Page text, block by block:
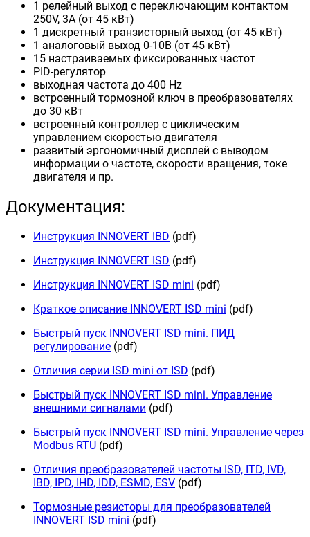
1 релейный выход с переключающим контактом
250V, 3А (от 45 кВт)
1 дискретный транзисторный выход (от 45 кВт)
1 аналоговый выход 0-10В (от 45 кВт)
15 настраиваемых фиксированных частот
PID-регулятор
выходная частота до 400 Hz
встроенный тормозной ключ в преобразователях
до 30 кВт
встроенный контроллер с циклическим
управлением скоростью двигателя
развитый эргономичный дисплей с выводом
информации о частоте, скорости вращения, токе
двигателя и пр.
Документация:
Инструкция INNOVERT IBD (pdf)
Инструкция INNOVERT ISD (pdf)
Инструкция INNOVERT ISD mini (pdf)
Краткое описание INNOVERT ISD mini (pdf)
Быстрый пуск INNOVERT ISD mini. ПИД
регулирование (pdf)
Отличия серии ISD mini от ISD (pdf)
Быстрый пуск INNOVERT ISD mini. Управление
внешними сигналами (pdf)
Быстрый пуск INNOVERT ISD mini. Управление через
Modbus RTU (pdf)
Отличия преобразователей частоты ISD, ITD, IVD,
IBD, IPD, IHD, IDD, ESMD, ESV (pdf)
Тормозные резисторы для преобразователей
INNOVERT ISD mini (pdf)